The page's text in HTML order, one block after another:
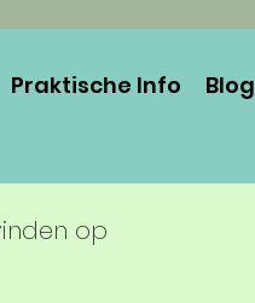
Praktische Info Blog
op